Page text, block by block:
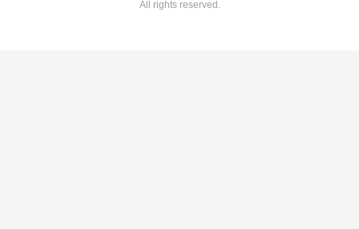
All rights reserved.